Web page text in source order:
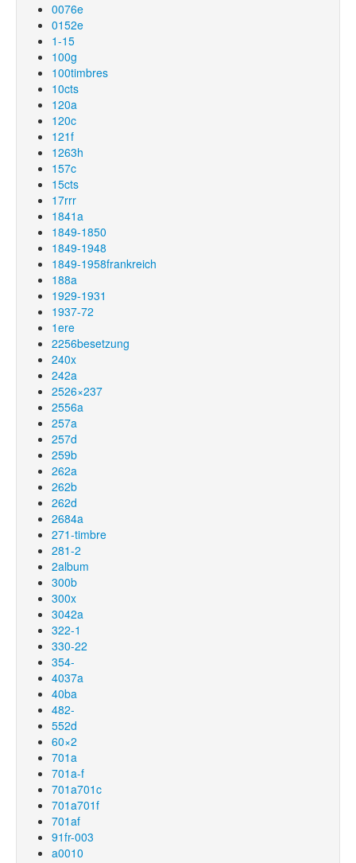
0076e
0152e
1-15
100g
100timbres
10cts
120a
120c
121f
1263h
157c
15cts
17rrr
1841a
1849-1850
1849-1948
1849-1958frankreich
188a
1929-1931
1937-72
1ere
2256besetzung
240x
242a
2526×237
2556a
257a
257d
259b
262a
262b
262d
2684a
271-timbre
281-2
2album
300b
300x
3042a
322-1
330-22
354-
4037a
40ba
482-
552d
60×2
701a
701a-f
701a701c
701a701f
701af
91fr-003
a0010